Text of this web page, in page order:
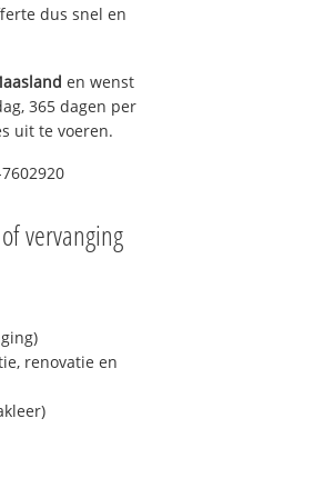
dus snel en
en wenst
365 dagen per
uit te voeren.
vervanging
renovatie en